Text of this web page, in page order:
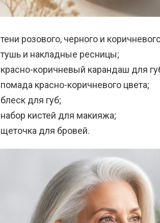
тени розового, черного и
тушь и накладные ресницы;
красно-коричневый карандаш для
помада красно-коричневого цвета;
блеск для губ;
набор кистей для макияжа;
щеточка для бровей.